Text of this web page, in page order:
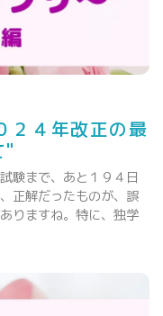
２４年改正の最
"
験まで、あと１９４日
正解だったものが、誤
りますね。特に、独学